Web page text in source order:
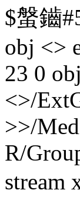
$螌鑡
obj <>
23 0
<>/
>>/
R/
stream